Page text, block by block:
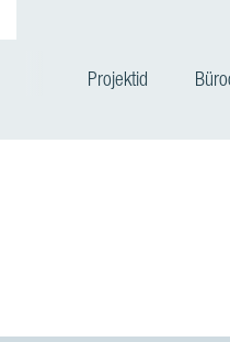
Projektid